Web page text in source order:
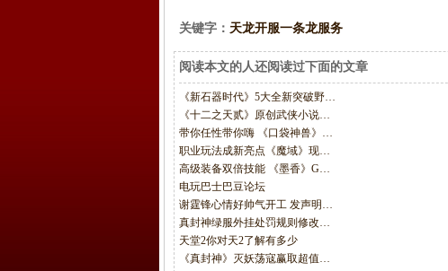
关键字： 天龙开服一条龙服务
阅读本文的人还阅读过下面的文章
《新石器时代》5大全新突破野…
《十二之天贰》原创武侠小说…
带你任性带你嗨 《口袋神兽》…
职业玩法成新亮点《魔域》现…
高级装备双倍技能 《墨香》G…
电玩巴士巴豆论坛
谢霆锋心情好帅气开工 发声明…
真封神绿服外挂处罚规则修改…
天堂2你对天2了解有多少
《真封神》灭妖荡寇赢取超值…